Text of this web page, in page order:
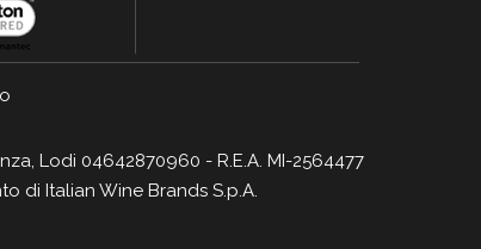
Lodi 04642870960 - R.E.A. MI-2564477
di Italian Wine Brands S.p.A.